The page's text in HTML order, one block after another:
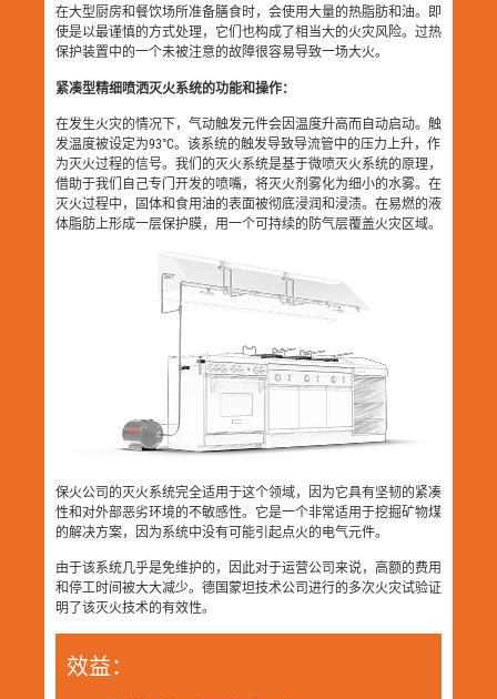
在大型厨房和餐饮场所准备膳食时，会使用大量的热脂肪和油。即
使是以最谨慎的方式处理，它们也构成了相当大的火灾风险。过热
保护装置中的一个未被注意的故障很容易导致一场大火。
紧凑型精细喷洒灭火系统的功能和操作：
在发生火灾的情况下，气动触发元件会因温度升高而自动启动。触
发温度被设定为93°C。该系统的触发导致导流管中的压力上升，作
为灭火过程的信号。我们的灭火系统是基于微喷灭火系统的原理，
借助于我们自己专门开发的喷嘴，将灭火剂雾化为细小的水雾。在
灭火过程中，固体和食用油的表面被彻底浸润和浸渍。在易燃的液
体脂肪上形成一层保护膜，用一个可持续的防气层覆盖火灾区域。
保火公司的灭火系统完全适用于这个领域，因为它具有坚韧的紧凑
性和对外部恶劣环境的不敏感性。它是一个非常适用于挖掘矿物煤
的解决方案，因为系统中没有可能引起点火的电气元件。
由于该系统几乎是免维护的，因此对于运营公司来说，高额的费用
和停工时间被大大减少。德国蒙坦技术公司进行的多次火灾试验证
明了该灭火技术的有效性。
效益：